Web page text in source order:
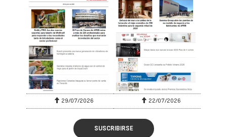
29/07/2026 22/07/2026
SUSCRIBIRSE